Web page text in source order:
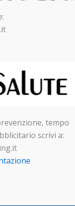
tempo
scrivi a: